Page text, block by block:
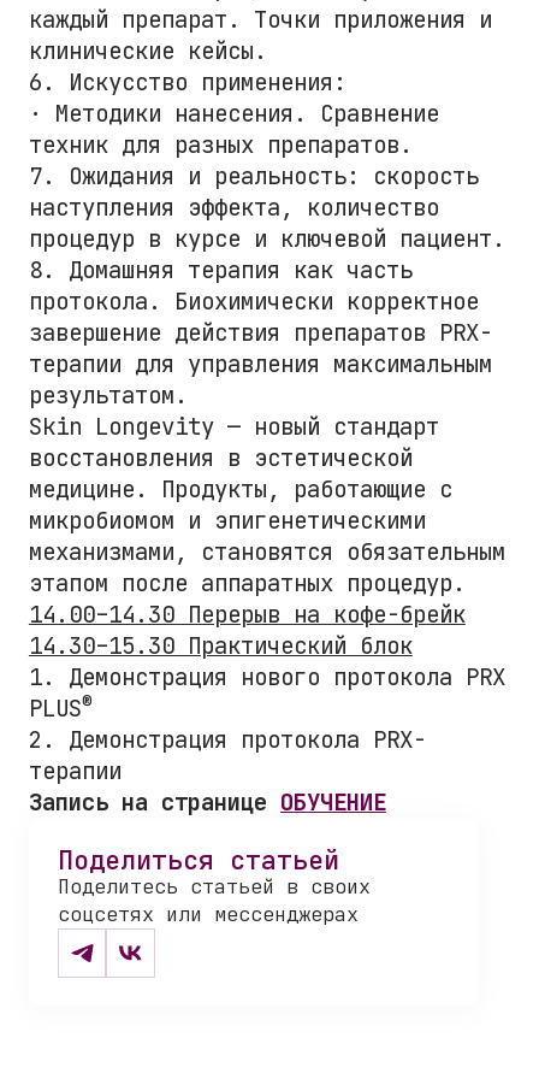
каждый препарат. Точки приложения и
клинические кейсы.
6. Искусство применения:
· Методики нанесения. Сравнение
техник для разных препаратов.
7. Ожидания и реальность: скорость
наступления эффекта, количество
процедур в курсе и ключевой пациент.
8. Домашняя терапия как часть
протокола. Биохимически корректное
завершение действия препаратов PRX-
терапии для управления максимальным
результатом.
Skin Longevity — новый стандарт
восстановления в эстетической
медицине. Продукты, работающие с
микробиомом и эпигенетическими
механизмами, становятся обязательным
этапом после аппаратных процедур.
14.00–14.30 Перерыв на кофе-брейк
14.30–15.30 Практический блок
1. Демонстрация нового протокола PRX
PLUS®
2. Демонстрация протокола PRX-
терапии
Запись на странице ОБУЧЕНИЕ
Поделиться статьей
Поделитесь статьей в своих
соцсетях или мессенджерах